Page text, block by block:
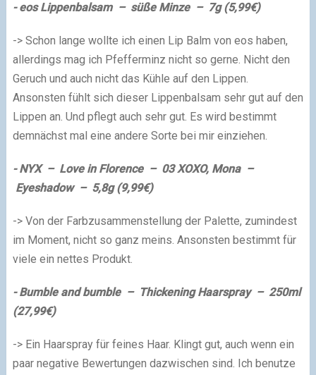
- eos Lippenbalsam – süße Minze – 7g (5,99€)
-> Schon lange wollte ich einen Lip Balm von eos haben,
allerdings mag ich Pfefferminz nicht so gerne. Nicht den
Geruch und auch nicht das Kühle auf den Lippen.
Ansonsten fühlt sich dieser Lippenbalsam sehr gut auf den
Lippen an. Und pflegt auch sehr gut. Es wird bestimmt
demnächst mal eine andere Sorte bei mir einziehen.
- NYX – Love in Florence – 03 XOXO, Mona –
Eyeshadow – 5,8g (9,99€)
-> Von der Farbzusammenstellung der Palette, zumindest
im Moment, nicht so ganz meins. Ansonsten bestimmt für
viele ein nettes Produkt.
- Bumble and bumble – Thickening Haarspray – 250ml
(27,99€)
-> Ein Haarspray für feines Haar. Klingt gut, auch wenn ein
paar negative Bewertungen dazwischen sind. Ich benutze